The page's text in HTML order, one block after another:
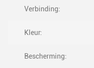
Verbinding:
Kleur:
Bescherming: